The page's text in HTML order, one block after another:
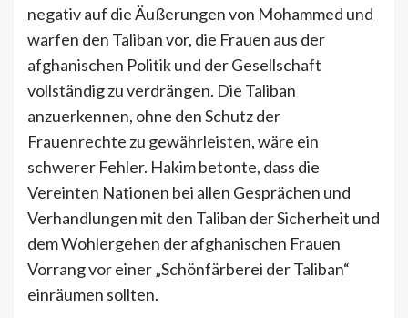
negativ auf die Äußerungen von Mohammed und
warfen den Taliban vor, die Frauen aus der
afghanischen Politik und der Gesellschaft
vollständig zu verdrängen. Die Taliban
anzuerkennen, ohne den Schutz der
Frauenrechte zu gewährleisten, wäre ein
schwerer Fehler. Hakim betonte, dass die
Vereinten Nationen bei allen Gesprächen und
Verhandlungen mit den Taliban der Sicherheit und
dem Wohlergehen der afghanischen Frauen
Vorrang vor einer „Schönfärberei der Taliban“
einräumen sollten.